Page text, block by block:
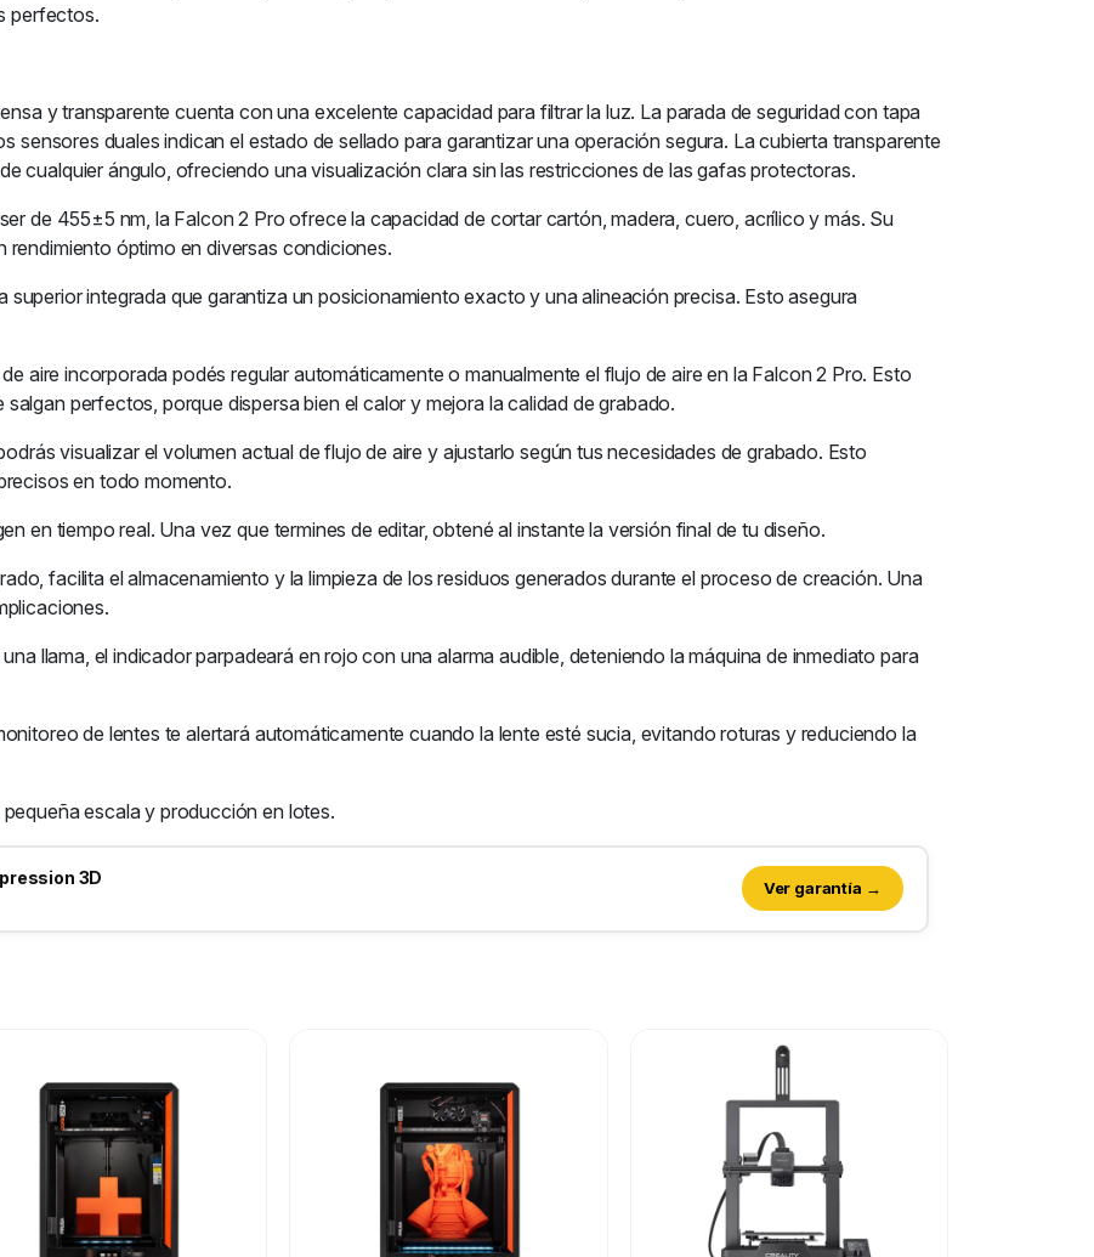
perfectos.
y transparente cuenta con una excelente capacidad para filtrar la luz. La parada de seguridad con tapa
sensores duales indican el estado de sellado para garantizar una operación segura. La cubierta transparente
cualquier ángulo, ofreciendo una visualización clara sin las restricciones de las gafas protectoras.
de 455±5 nm, la Falcon 2 Pro ofrece la capacidad de cortar cartón, madera, cuero, acrílico y más. Su
rendimiento óptimo en diversas condiciones.
superior integrada que garantiza un posicionamiento exacto y una alineación precisa. Esto asegura
aire incorporada podés regular automáticamente o manualmente el flujo de aire en la Falcon 2 Pro. Esto
perfectos, porque dispersa bien el calor y mejora la calidad de grabado.
visualizar el volumen actual de flujo de aire y ajustarlo según tus necesidades de grabado. Esto
en todo momento.
en tiempo real. Una vez que termines de editar, obtené al instante la versión final de tu diseño.
facilita el almacenamiento y la limpieza de los residuos generados durante el proceso de creación. Una
llama, el indicador parpadeará en rojo con una alarma audible, deteniendo la máquina de inmediato para
de lentes te alertará automáticamente cuando la lente esté sucia, evitando roturas y reduciendo la
escala y producción en lotes.
3D Ver garantía →